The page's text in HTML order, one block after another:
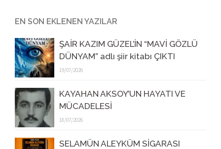
EN SON EKLENEN YAZILAR
ŞAİR KAZIM GÜZEL’İN “MAVİ GÖZLÜ
DÜNYAM” adlı şiir kitabı ÇIKTI
19/07/2026
KAYAHAN AKSOY’UN HAYATI VE
MÜCADELESİ
18/07/2026
SELAMÜN ALEYKÜM SİGARASI